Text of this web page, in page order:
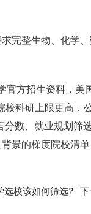
完整生物、化学
官方招生资料，
科研上限更高
数、就业规划
景的梯度院校清
选校该如何筛选?